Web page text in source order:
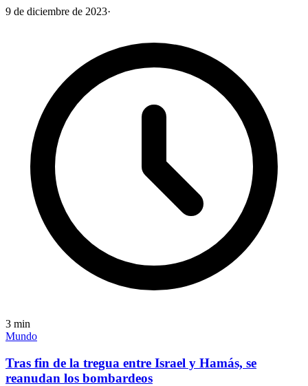
9 de diciembre de 2023·
3 min
Mundo
Tras fin de la tregua entre Israel y Hamás, se
reanudan los bombardeos